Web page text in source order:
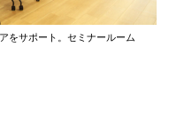
をサポート。セミナールーム